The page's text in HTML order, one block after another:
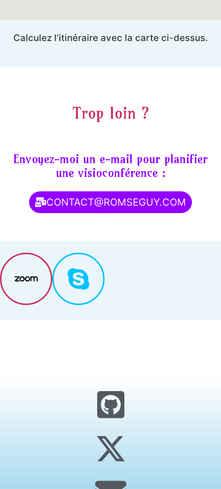
Calculez l’itinéraire avec la carte ci-dessus.
Trop loin ?
Envoyez-moi un e-mail pour planifier
une visioconférence :
CONTACT@ROMSEGUY.COM